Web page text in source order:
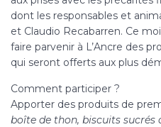
dont les responsables et
et Claudio Recabarren. Ce
faire parvenir à L’Ancre des
qui seront offerts aux plus
Comment participer ?
Apporter des produits de
boîte de thon, biscuits sucrés